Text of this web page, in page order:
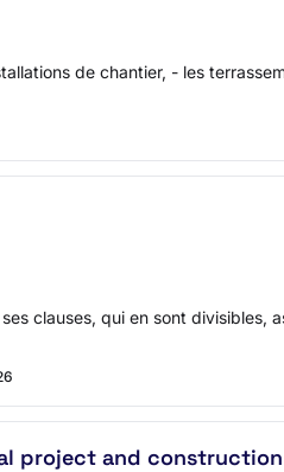
de chantier, - les
clauses, qui en sont divisibles,
project and